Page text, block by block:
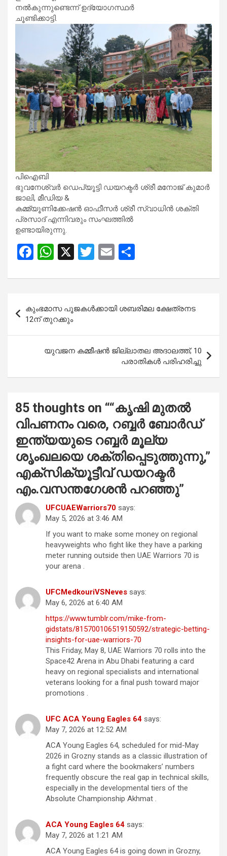
നൽകുന്നുണ്ടെന്ന് ഉദ്യോഗസ്ഥർ
ചൂണ്ടിക്കാട്ടി.
പിഐബി
ഭുവനേശ്വർ ഡെപ്യൂട്ടി ഡയറക്ടർ ശ്രീ മനോജ് കുമാർ
ജാലി, മീഡിയ &
കമ്മ്യൂണിക്കേഷൻ ഓഫീസർ ശ്രീ സ്വാധിൻ ശക്തി
പ്രസാദ് എന്നിവരും സംഘത്തിൽ
ഉണ്ടായിരുന്നു.
F
ce
o
o
W
at
A
p
p
X
T
tt
E
ail ar
e
navigation
കുംഭമാസ പൂജകള്‍ക്കായി ശബരിമല ക്ഷേത്രനട
12ന് തുറക്കും
യുവജന കമ്മീഷൻ ജില്ലാതല അദാലത്ത്; 10
പരാതികൾ പരിഹരിച്ചു
85 thoughts on ““കൃഷി മുതൽ
വിപണനം വരെ, റബ്ബർ ബോർഡ്
ഇന്ത്യയുടെ റബ്ബർ മൂല്യ
ശൃംഖലയെ ശക്തിപ്പെടുത്തുന്നു,”
എക്സിക്യൂട്ടീവ് ഡയറക്ടർ
എം.വസന്തഗേശൻ പറഞ്ഞു”
UFCUAEWarriors70 says:
May 5, 2026 at 3:46 AM
If you want to make some money on regional
heavyweights who fight like they have a parking
meter running outside then UAE Warriors 70 is
your arena .
UFCMedkouriVSNeves says:
May 6, 2026 at 6:40 AM
https://www.tumblr.com/mike-from-
gidstats/815700106519150592/strategic-betting-
insights-for-uae-warriors-70
This Friday, May 8, UAE Warriors 70 rolls into the
Space42 Arena in Abu Dhabi featuring a card
heavy on regional specialists and international
veterans looking for a final push toward major
promotions .
UFC ACA Young Eagles 64 says:
May 7, 2026 at 12:52 AM
ACA Young Eagles 64, scheduled for mid-May
2026 in Grozny stands as a classic illustration of
a fight card where the bookmakers’ numbers
frequently obscure the real gap in technical skills,
especially in the developmental tiers of the
Absolute Championship Akhmat .
ACA Young Eagles 64 says:
May 7, 2026 at 1:21 AM
ACA Young Eagles 64 is going down in Grozny,